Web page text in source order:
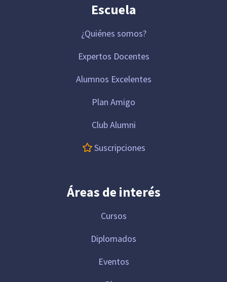
Escuela
¿Quiénes somos?
Expertos Docentes
Alumnos Excelentes
Plan Amigo
Club Alumni
Suscripciones
Áreas de interés
Cursos
Diplomados
Eventos